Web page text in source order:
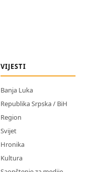
VIJESTI
Banja Luka
Republika Srpska / BiH
Region
Svijet
Hronika
Kultura